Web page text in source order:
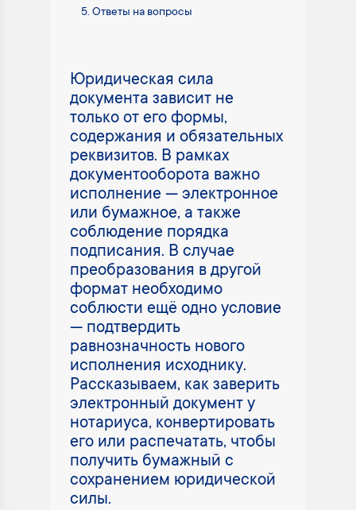
Ответы на вопросы
Юридическая сила
документа зависит не
только от его формы,
содержания и обязательных
реквизитов. В рамках
документооборота важно
исполнение — электронное
или бумажное, а также
соблюдение порядка
подписания. В случае
преобразования в другой
формат необходимо
соблюсти ещё одно условие
— подтвердить
равнозначность нового
исполнения исходнику.
Рассказываем, как заверить
электронный документ у
нотариуса, конвертировать
его или распечатать, чтобы
получить бумажный с
сохранением юридической
силы.